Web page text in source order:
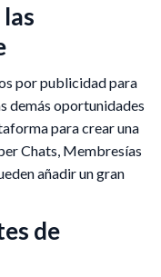
por publicidad para
demás oportunidades
para crear una
Chats, Membresías
añadir un gran
de